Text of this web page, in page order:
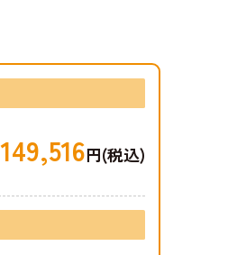
149,516円(税込)